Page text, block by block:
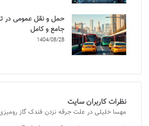
حمل و نقل عمومی در
جامع و کامل
1404/08/28
نظرات کاربران سایت
مهسا خلیلی در علت جرقه نزدن فندک گاز